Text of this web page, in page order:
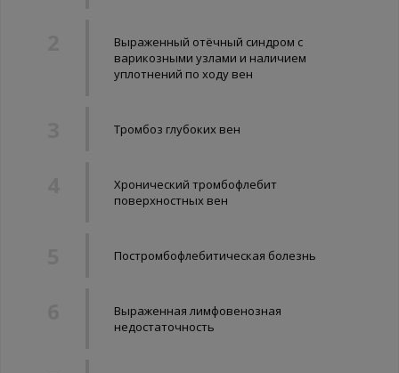
Выраженный отёчный синдром с
варикозными узлами и наличием
уплотнений по ходу вен
Тромбоз глубоких вен
Хронический тромбофлебит
поверхностных вен
Постромбофлебитическая болезнь
Выраженная лимфовенозная
недостаточность